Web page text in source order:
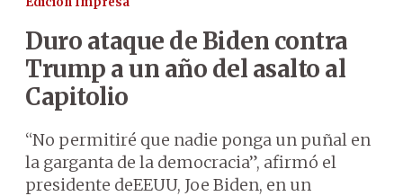
Duro ataque de Biden contra
Trump a un año del asalto al
Capitolio
“No permitiré que nadie ponga un puñal en
la garganta de la democracia”, afirmó el
presidente deEEUU, Joe Biden, en un